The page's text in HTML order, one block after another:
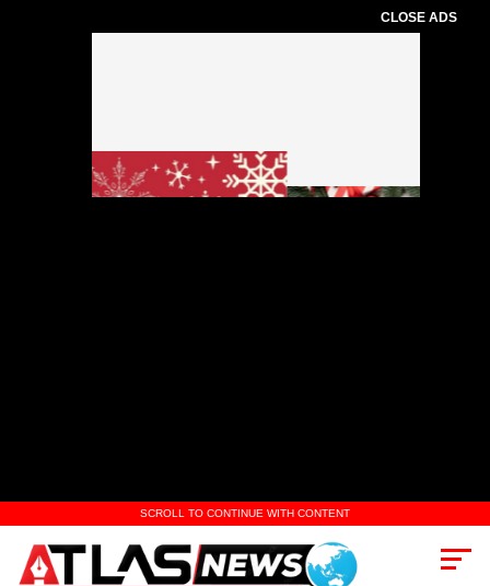
CLOSE ADS
SCROLL TO CONTINUE WITH CONTENT